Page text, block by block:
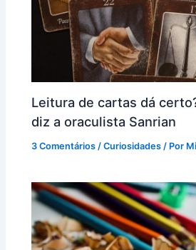
Leitura de cartas dá
diz a oraculista Sanrian
3 Comentários /Curiosidades / Por